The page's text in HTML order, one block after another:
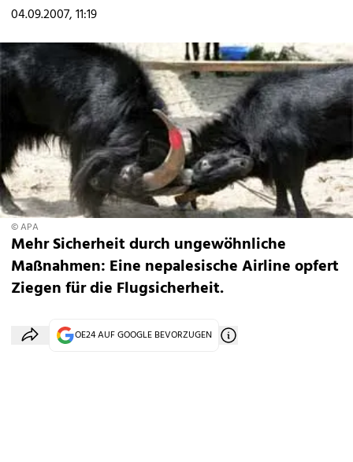
04.09.2007, 11:19
© APA
Mehr Sicherheit durch ungewöhnliche
Maßnahmen: Eine nepalesische Airline opfert
Ziegen für die Flugsicherheit.
OE24 AUF GOOGLE BEVORZUGEN